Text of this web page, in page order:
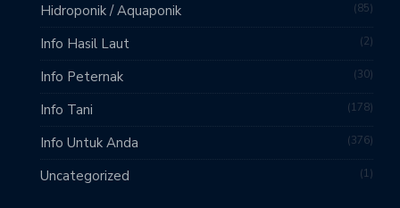
Hidroponik / Aquaponik 85
Info Hasil Laut 2
Info Peternak 30
Info Tani 178
Info Untuk Anda 376
Uncategorized 1